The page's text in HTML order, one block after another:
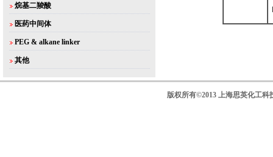
烷基二羧酸
医药中间体
PEG & alkane linker
其他
版权所有©2013 上海思英化工科